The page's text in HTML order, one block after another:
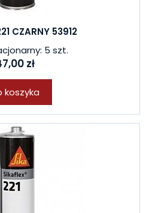
CZARNY 53912
5 szt.
zł
koszyka